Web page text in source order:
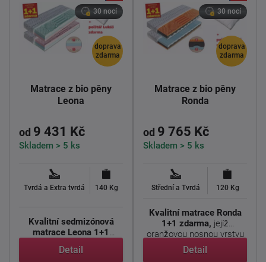
doprava
zdarma
30 nocí
Matrace z bio pěny
Leona
od 9 431 Kč
Skladem > 5 ks
Tvrdá a Extra tvrdá 140 Kg
Kvalitní sedmizónová
matrace Leona 1+1
Detail
doprava
zdarma
30 nocí
Matrace z bio pěny
Ronda
od 9 765 Kč
Skladem > 5 ks
Střední a Tvrdá 120 Kg
Kvalitní matrace Ronda
1+1 zdarma, jejíž
oranžovou nosnou vrstvu
tvoří ...
Detail